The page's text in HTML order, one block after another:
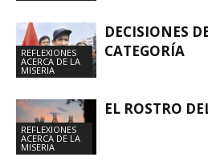
REFLEXIONES
ACERCA DE LA
MISERIA
DECISIONES
CATEGORÍA
REFLEXIONES
ACERCA DE LA
MISERIA
EL ROSTRO